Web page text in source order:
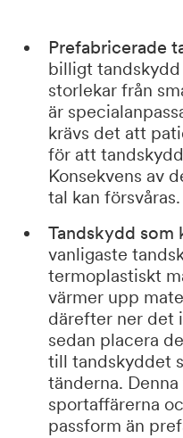
Prefabricerade
billigt
storlekar från
är
krävs det att
för att
Konsekvens av
tal kan försvåras.
Tandskydd som
vanligaste
termoplastiskt
värmer upp
därefter ner det
sedan placera
till tandskyddet
tänderna.
sportaffärerna
passform än